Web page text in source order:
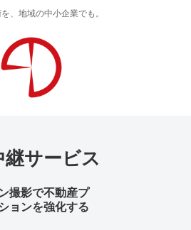
、地域の中小企業でも。
サービス
撮影で不動産プ
ョンを強化する